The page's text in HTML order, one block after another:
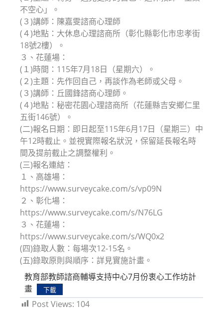
不空心」。
(３)講師：陳嘉雯諮商心理師
(４)地點：大休息心理諮商所（彰化縣彰化市忠孝街
18號2樓）。
３、花蓮場：
(１)時間：115年7月18日（星期六）。
(２)主題：先作回自己，再談作為老師或父母。
(３)講師：丘國鋒諮商心理師。
(４)地點：秘密花園心理諮商所（花蓮縣吉安鄉仁里
五街146號）。
(二)報名日期：即日起至115年6月17日（星期三）中
午12時截止。並視實際報名狀況，保留延長報名時
間及提前截止之調整權利。
(三)報名連結：
１、高雄場：
https://www.surveycake.com/s/vp09N
２、彰化場：
https://www.surveycake.com/s/N76LG
３、花蓮場：
https://www.surveycake.com/s/WQ0x2
(四)錄取人數：每場次12-15名。
(五)錄取原則與順序：詳見實施計畫。
教育部教師諮商輔導支持中心7月份衷心工作坊計
畫
下載
Post Views: 104